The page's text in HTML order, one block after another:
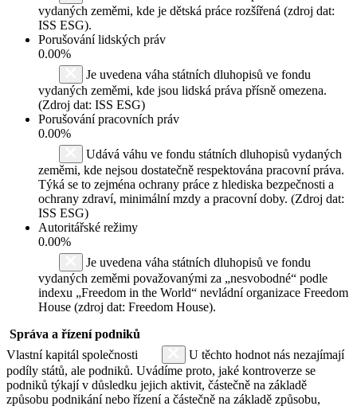
vydaných zeměmi, kde je dětská práce rozšířená (zdroj dat:
ISS ESG).
Porušování lidských práv
0.00%
Je uvedena váha státních dluhopisů ve fondu
vydaných zeměmi, kde jsou lidská práva přísně omezena.
(Zdroj dat: ISS ESG)
Porušování pracovních práv
0.00%
Udává váhu ve fondu státních dluhopisů vydaných
zeměmi, kde nejsou dostatečně respektována pracovní práva.
Týká se to zejména ochrany práce z hlediska bezpečnosti a
ochrany zdraví, minimální mzdy a pracovní doby. (Zdroj dat:
ISS ESG)
Autoritářské režimy
0.00%
Je uvedena váha státních dluhopisů ve fondu
vydaných zeměmi považovanými za „nesvobodné“ podle
indexu „Freedom in the World“ nevládní organizace Freedom
House (zdroj dat: Freedom House).
Správa a řízení podniků
Vlastní kapitál společnosti
U těchto hodnot nás nezajímají
podíly států, ale podniků. Uvádíme proto, jaké kontroverze se
podniků týkají v důsledku jejich aktivit, částečně na základě
způsobu podnikání nebo řízení a částečně na základě způsobu,